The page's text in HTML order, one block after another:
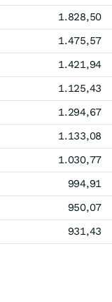
1.828,50
1.475,57
1.421,94
1.125,43
1.294,67
1.133,08
1.030,77
994,91
950,07
931,43